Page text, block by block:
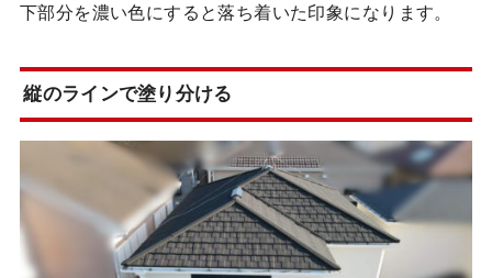
下部分を濃い色にすると落ち着いた印象になります。
縦のラインで塗り分ける